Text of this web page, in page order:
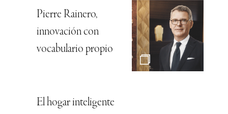
Pierre Rainero,
innovación con
vocabulario propio
El hogar inteligente